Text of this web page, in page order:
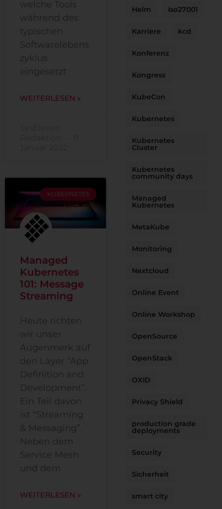
welche Tools
während des
typischen
Softwarelebens
zyklus
eingesetzt
WEITERLESEN »
KUBERNETES
Managed
Kubernetes
101: Message
Streaming
Heute richten
wir unser
Augenmerk auf
den Layer “App
Definition and
Development”.
Ein Teil davon
ist “Streaming
& Messaging”.
Neben dem
Service Mesh
und dem
WEITERLESEN »
Helm Iso27001
Karriere kcd
Konferenz
Kongress
KubeCon
Kubernetes
Kubernetes
Cluster
Kubernetes
community days
Managed
Kubernetes
MetaKube
Monitoring
Nextcloud
Online Event
Online Workshop
OpenSource
OpenStack
OXID
Privacy Shield
production grade
deployments
Security
Sicherheit
smart city